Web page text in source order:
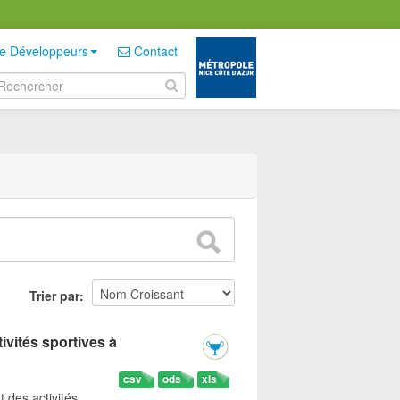
Développeurs Contact
Trier par
sportives à
xls
ods
csv